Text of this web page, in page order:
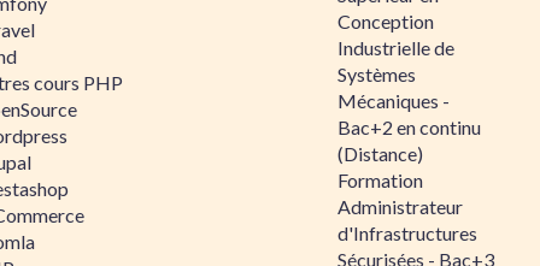
cours PHP
Conception
Industrielle de
Systèmes
Mécaniques -
Bac+2 en continu
(Distance)
Formation
Administrateur
d'Infrastructures
Sécurisées - Bac+3